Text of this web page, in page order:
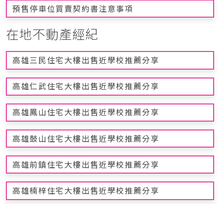
預售停車位買賣契約書注意事項
在地不動產經紀
高雄三民住宅大樓出售近學校推薦分享
高雄仁武住宅大樓出售近學校推薦分享
高雄鳳山住宅大樓出售近學校推薦分享
高雄鼓山住宅大樓出售近學校推薦分享
高雄前鎮住宅大樓出售近學校推薦分享
高雄楠梓住宅大樓出售近學校推薦分享